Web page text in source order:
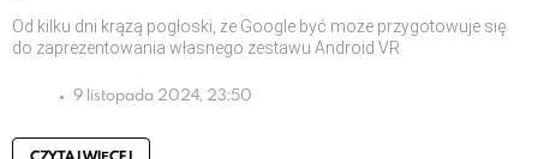
Od kilku dni krążą pogłoski, że Google być może przygotowuje się
do zaprezentowania własnego zestawu Android VR
9 listopada 2024, 23:50